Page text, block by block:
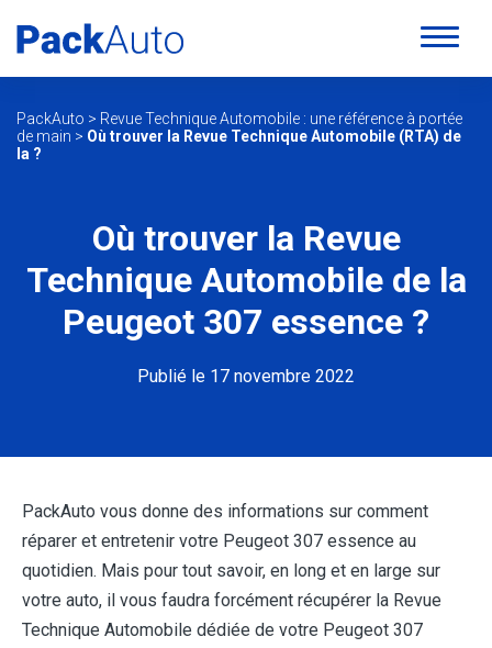
PackAuto > Revue Technique Automobile : une référence à portée
de main > Où trouver la Revue Technique Automobile (RTA) de
la ?
Où trouver la Revue
Technique Automobile de la
Peugeot 307 essence ?
Publié le 17 novembre 2022
PackAuto vous donne des informations sur comment
réparer et entretenir votre Peugeot 307 essence au
quotidien. Mais pour tout savoir, en long et en large sur
votre auto, il vous faudra forcément récupérer la Revue
Technique Automobile dédiée de votre Peugeot 307